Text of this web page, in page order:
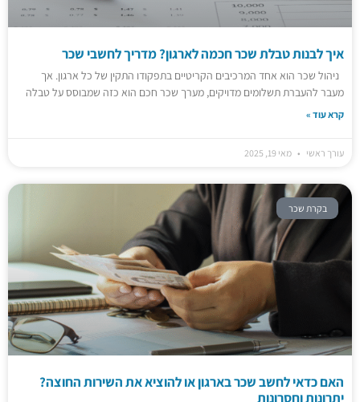
איך לבנות טבלת שכר חכמה לארגון? מדריך לחשבי שכר
ניהול שכר הוא אחד המרכיבים הקריטיים בתפקודו התקין של כל ארגון. אך
מעבר להעברת תשלומים מדויקים, מערך שכר חכם הוא כזה שמבוסס על טבלה
קרא עוד »
עורך ראשי מאי 19, 2025
בקרת שכר
האם כדאי לחשב שכר בארגון או להוציא את השירות החוצה?
יתרונות וחסרונות